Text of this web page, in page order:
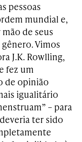
pessoas
mundial e,
de seus
Vimos
J.K. Rowlling,
fez um
de opinião
igualitário
– para
ter sido